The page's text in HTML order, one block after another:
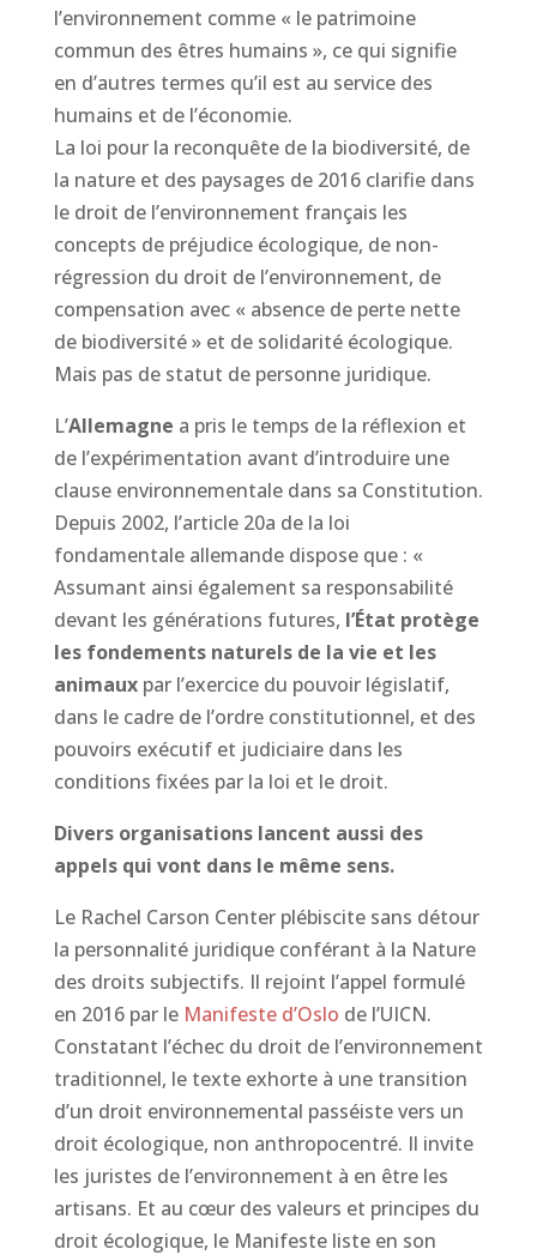
l’environnement comme « le patrimoine
commun des êtres humains », ce qui signifie
en d’autres termes qu’il est au service des
humains et de l’économie.
La loi pour la reconquête de la biodiversité, de
la nature et des paysages de 2016 clarifie dans
le droit de l’environnement français les
concepts de préjudice écologique, de non-
régression du droit de l’environnement, de
compensation avec « absence de perte nette
de biodiversité » et de solidarité écologique.
Mais pas de statut de personne juridique.
L’Allemagne a pris le temps de la réflexion et
de l’expérimentation avant d’introduire une
clause environnementale dans sa Constitution.
Depuis 2002, l’article 20a de la loi
fondamentale allemande dispose que : «
Assumant ainsi également sa responsabilité
devant les générations futures, l’État protège
les fondements naturels de la vie et les
animauxpar l’exercice du pouvoir législatif,
dans le cadre de l’ordre constitutionnel, et des
pouvoirs exécutif et judiciaire dans les
conditions fixées par la loi et le droit.
Divers organisations lancent aussi des
appels qui vont dans le même sens.
Le Rachel Carson Center plébiscite sans détour
la personnalité juridique conférant à la Nature
des droits subjectifs. Il rejoint l’appel formulé
en 2016 par le Manifeste d’Oslo de l’UICN.
Constatant l’échec du droit de l’environnement
traditionnel, le texte exhorte à une transition
d’un droit environnemental passéiste vers un
droit écologique, non anthropocentré. Il invite
les juristes de l’environnement à en être les
artisans. Et au cœur des valeurs et principes du
droit écologique, le Manifeste liste en son